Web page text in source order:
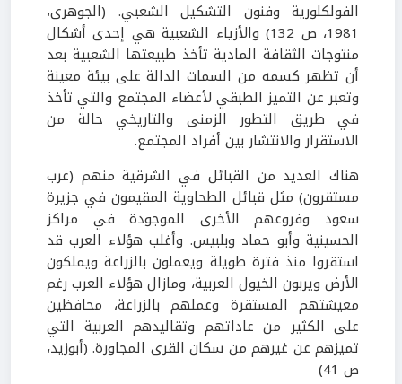
الفولكلورية وفنون التشكيل الشعبي. (الجوهرى،
1981، ص 132) والأزياء الشعبية هي إحدى أشكال
منتوجات الثقافة المادية تأخذ طبيعتها الشعبية بعد
أن تظهر كسمه من السمات الدالة على بيئة معينة
وتعبر عن التميز الطبقي لأعضاء المجتمع والتي تأخذ
في طريق التطور الزمنى والتاريخي حالة من
الاستقرار والانتشار بين أفراد المجتمع.
هناك العديد من القبائل في الشرقية منهم (عرب
مستقرون) مثل قبائل الطحاوية المقيمون في جزيرة
سعود وفروعهم الأخرى الموجودة في مراكز
الحسينية وأبو حماد وبلبيس. وأغلب هؤلاء العرب قد
استقروا منذ فترة طويلة ويعملون بالزراعة ويملكون
الأرض ويربون الخيول العربية، ومازال هؤلاء العرب رغم
معيشتهم المستقرة وعملهم بالزراعة، محافظين
على الكثير من عاداتهم وتقاليدهم العربية التي
تميزهم عن غيرهم من سكان القرى المجاورة. (أبوزيد،
ص 41)